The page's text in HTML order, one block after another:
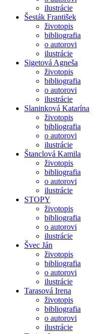
ilustrácie
Šesták František
životopis
bibliografia
o autorovi
ilustrácie
Sigetová Agneša
životopis
bibliografia
o autorovi
ilustrácie
Slaninková Katarína
životopis
bibliografia
o autorovi
ilustrácie
Štanclová Kamila
životopis
bibliografia
o autorovi
ilustrácie
STOPY
životopis
bibliografia
o autorovi
ilustrácie
Švec Ján
životopis
bibliografia
o autorovi
ilustrácie
Tarasová Irena
životopis
bibliografia
o autorovi
ilustrácie